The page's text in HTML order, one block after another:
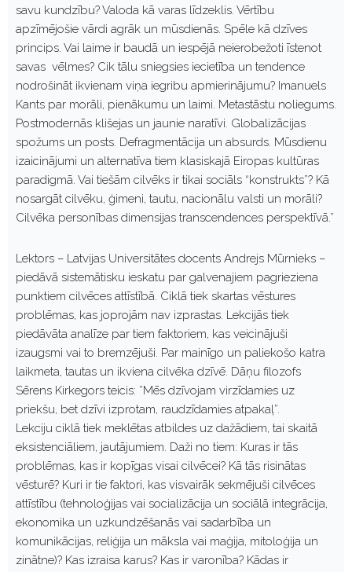
savu kundzību? Valoda kā varas līdzeklis. Vērtību
apzīmējošie vārdi agrāk un mūsdienās. Spēle kā dzīves
princips. Vai laime ir baudā un iespējā neierobežoti īstenot
savas vēlmes? Cik tālu sniegsies iecietība un tendence
nodrošināt ikvienam viņa iegribu apmierinājumu? Imanuels
Kants par morāli, pienākumu un laimi. Metastāstu noliegums.
Postmodernās klišejas un jaunie naratīvi. Globalizācijas
spožums un posts. Defragmentācija un absurds. Mūsdienu
izaicinājumi un alternatīva tiem klasiskajā Eiropas kultūras
paradigmā. Vai tiešām cilvēks ir tikai sociāls “konstrukts”? Kā
nosargāt cilvēku, ģimeni, tautu, nacionālu valsti un morāli?
Cilvēka personības dimensijas transcendences perspektīvā.”
Lektors – Latvijas Universitātes docents Andrejs Mūrnieks –
piedāvā sistemātisku ieskatu par galvenajiem pagrieziena
punktiem cilvēces attīstībā. Ciklā tiek skartas vēstures
problēmas, kas joprojām nav izprastas. Lekcijās tiek
piedāvāta analīze par tiem faktoriem, kas veicinājuši
izaugsmi vai to bremzējuši. Par mainīgo un paliekošo katra
laikmeta, tautas un ikviena cilvēka dzīvē. Dāņu filozofs
Sērens Kirkegors teicis: ”Mēs dzīvojam virzīdamies uz
priekšu, bet dzīvi izprotam, raudzīdamies atpakaļ”.
Lekciju ciklā tiek meklētas atbildes uz dažādiem, tai skaitā
eksistenciāliem, jautājumiem. Daži no tiem: Kuras ir tās
problēmas, kas ir kopīgas visai cilvēcei? Kā tās risinātas
vēsturē? Kuri ir tie faktori, kas visvairāk sekmējuši cilvēces
attīstību (tehnoloģijas vai socializācija un sociālā integrācija,
ekonomika un uzkundzēšanās vai sadarbība un
komunikācijas, reliģija un māksla vai maģija, mitoloģija un
zinātne)? Kas izraisa karus? Kas ir varonība? Kādas ir